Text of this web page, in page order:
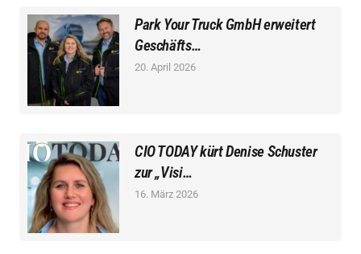
Park Your Truck GmbH erweitert
Geschäfts…
20. April 2026
CIO TODAY kürt Denise Schuster
zur „Visi…
16. März 2026